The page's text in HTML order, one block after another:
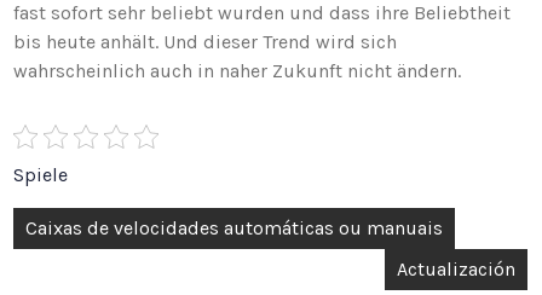
fast sofort sehr beliebt wurden und dass ihre Beliebtheit
bis heute anhält. Und dieser Trend wird sich
wahrscheinlich auch in naher Zukunft nicht ändern.
Spiele
Post
Caixas de velocidades automáticas ou manuais
Actualización